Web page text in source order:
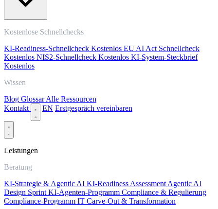
Kostenlose Schnellchecks
KI-Readiness-Schnellcheck Kostenlos EU AI Act Schnellcheck
Kostenlos NIS2-Schnellcheck Kostenlos KI-System-Steckbrief
Kostenlos
Wissen
Blog Glossar Alle Ressourcen
Kontakt
EN Erstgespräch vereinbaren
Leistungen
Beratung
KI-Strategie & Agentic AI KI-Readiness Assessment Agentic AI
Design Sprint KI-Agenten-Programm Compliance & Regulierung
Compliance-Programm IT Carve-Out & Transformation